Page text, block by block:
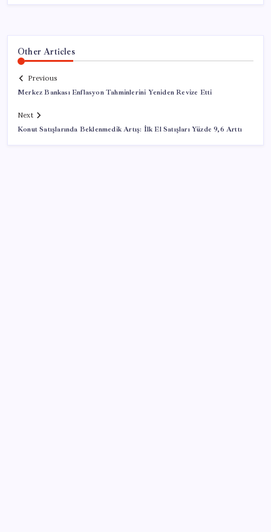
Other Articles
Previous
Merkez Bankası Enflasyon Tahminlerini Yeniden Revize Etti
Next
Konut Satışlarında Beklenmedik Artış: İlk El Satışları Yüzde 9,6 Arttı